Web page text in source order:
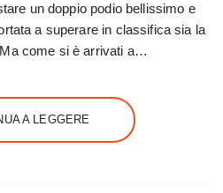
un doppio podio bellissimo e
a superare in classifica sia la
come si è arrivati a…
A LEGGERE